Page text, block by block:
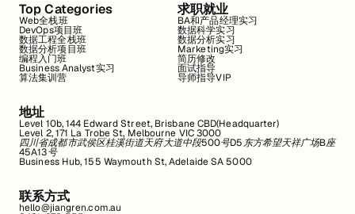
Top Categories
Web全栈班
DevOps项目班
数据工程全栈班
数据分析项目班
编程入门班
Business Analyst实习
算法集训营
求职就业
BA和产品经理实习
数据科学实习
数据分析实习
Marketing实习
简历修改
面试指导
导师指导VIP
地址
Level 10b, 144 Edward Street, Brisbane CBD(Headquarter)
Level 2, 171 La Trobe St, Melbourne VIC 3000
四川省成都市武侯区桂溪街道天府大道中段500号D5东方希望天祥广场B座
45A13号
Business Hub, 155 Waymouth St, Adelaide SA 5000
联系方式
hello@jiangren.com.au